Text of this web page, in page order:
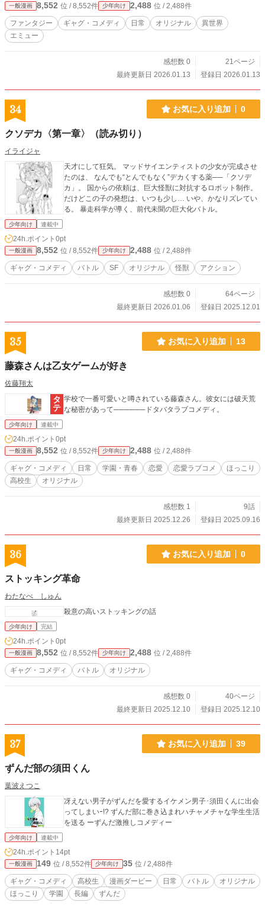
一般漫画 8,552 位 / 8,552件 少年向け 2,488 位 / 2,488件
ファンタジー ギャグ・コメディ 日常 オリジナル
異世界
エミュー
感想数 0
21ページ
最終更新日 2026.01.13
登録日 2026.01.13
34 お気に入り追加 0
クソデカ〈第一章〉（読み切り）
イライジャ
天才にして狂気。 マッドサイエンティストの少女が完成させ
たのは、 なんでも“とんでもなく”デカくする薬──「クソデ
カ」。 国からの依頼は、巨大怪獣に対抗するロボット制作。
だけどこの子の発想は、いつも少し… いや、かなりズレてい
る。 暴走科学が導く、前代未聞の巨大化バトル。
少年向け 連載中
24h.ポイント 0pt
一般漫画 8,552 位 / 8,552件 少年向け 2,488 位 / 2,488件
ギャグ・コメディ バトル SF オリジナル 怪獣 アクション
感想数 0
64ページ
最終更新日 2026.01.06
登録日 2025.12.01
35 お気に入り追加 13
藤森さんは乙女ゲームが好き
佐藤翔太
学校で一番可愛いと噂されている藤森さん。彼女には破天荒
な秘密があって──────ドタバタラブコメディ。
少年向け 連載中
24h.ポイント 0pt
一般漫画 8,552 位 / 8,552件 少年向け 2,488 位 / 2,488件
ギャグ・コメディ 日常 学園・青春 恋愛 恋愛ラブコメ
ほっこり
高校生
オリジナル
感想数 1
9話
最終更新日 2025.12.26
登録日 2025.09.16
36 お気に入り追加 0
ストッキング革命
わたなべ しゅん
殺意の高いストッキングの話
少年向け 完結
24h.ポイント 0pt
一般漫画 8,552 位 / 8,552件 少年向け 2,488 位 / 2,488件
ギャグ・コメディ バトル オリジナル
感想数 0
40ページ
最終更新日 2025.12.10
登録日 2025.12.10
37 お気に入り追加 39
ずんだ部の須田くん
葉波えつこ
冴えない男子がずんだを愛するイケメン男子･須田くんに出会
ってしまいｰ!? ずんだ部に巻き込まれハチャメチャな学生生活
を送る ーずんだ激推しコメディー
少年向け 連載中
24h.ポイント 14pt
一般漫画 149 位 / 8,552件 少年向け 35 位 / 2,488件
ギャグ・コメディ 高校生 漫画ダービー 日常 バトル
オリジナル
ほっこり
学園 長編 ずんだ